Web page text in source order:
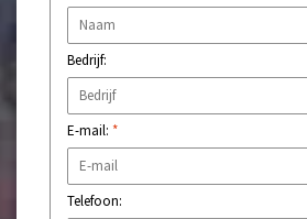
Bedrijf:
E-mail: *
Telefoon: